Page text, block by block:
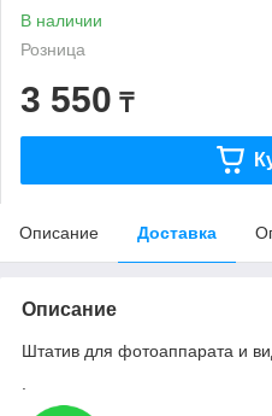
В наличии
Розница
3 550 ₸
Описание Доставка
Описание
Штатив для фотоаппарата и